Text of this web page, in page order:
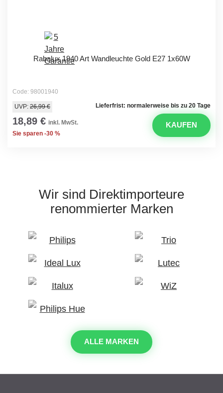
Rabalux 1940 Art Wandleuchte Gold E27 1x60W
Code: 98001940
Lieferfrist: normalerweise bis zu 20 Tage
UVP: 26,99 €
18,89 € inkl. MwSt.
Sie sparen -30 %
KAUFEN
Wir sind Direktimporteure
renommierter Marken
ALLE MARKEN